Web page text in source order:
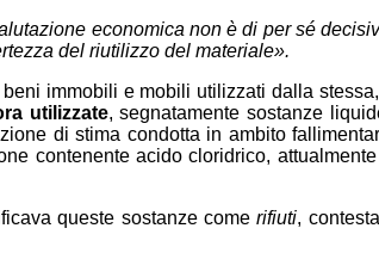
economica non è di per sé
del riutilizzo del materiale».
immobili e mobili utilizzati dalla
utilizzate, segnatamente sostanze
di stima condotta in ambito
contenente acido cloridrico,
queste sostanze comerifiuti,